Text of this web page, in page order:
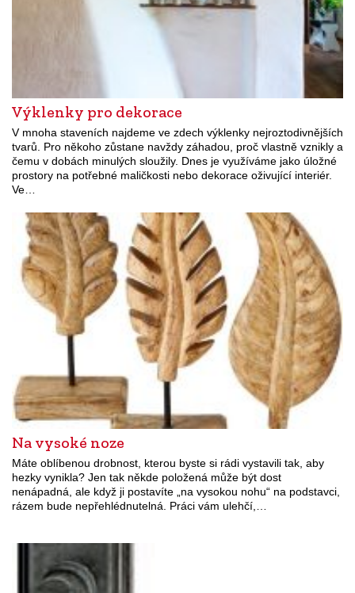
Výklenky pro dekorace
V mnoha staveních najdeme ve zdech výklenky nejroztodivnějších
tvarů. Pro někoho zůstane navždy záhadou, proč vlastně vznikly a
čemu v dobách minulých sloužily. Dnes je využíváme jako úložné
prostory na potřebné maličkosti nebo dekorace oživující interiér.
Ve…
Na vysoké noze
Máte oblíbenou drobnost, kterou byste si rádi vystavili tak, aby
hezky vynikla? Jen tak někde položená může být dost
nenápadná, ale když ji postavíte „na vysokou nohu“ na podstavci,
rázem bude nepřehlédnutelná. Práci vám ulehčí,…